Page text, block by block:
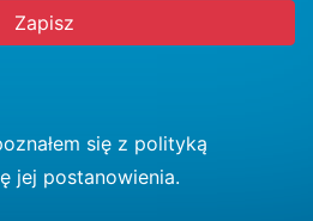
się z polityką
jej postanowienia.